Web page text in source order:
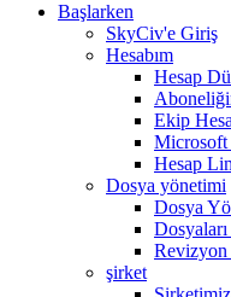
Başlarken
SkyCiv'e Giriş
Hesabım
Hesap
Ekip
Microsoft
Hesap
Dosya yönetimi
Dosya
Revizyon
şirket